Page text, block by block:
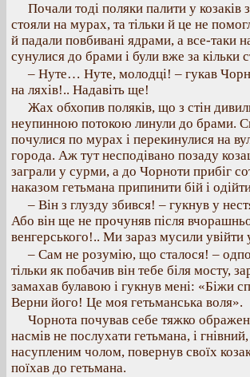
Почали тоді поляки палити у козаків
стояли на мурах, та тільки й це не
й падали повбивані ядрами, а все-таки
сунулися до брами і були вже за кільки
– Нуте… Нуте, молодці! – гукав
на ляхів!.. Надавіть ще!
Жах обхопив поляків, що з стін
неупинною потокою линули до брами.
почулися по мурах і перекинулися на
города. Аж тут несподівано позаду
заграли у сурми, а до Чорноти прибіг
наказом гетьмана припинити бій і
– Він з глузду збився! – гукнув у
Або він ще не прочуняв після
венгерського!.. Ми зараз мусили увійти
– Сам не розумію, що сталося! –
тільки як побачив він тебе біля мосту,
замахав булавою і гукнув мені: «Біжи
Верни його! Це моя гетьманська воля».
Чорнота почував себе тяжко
насмів не послухати гетьмана, і
насупленим чолом, повернув своїх
поїхав до гетьмана.